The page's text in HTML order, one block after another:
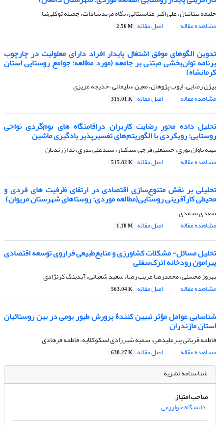
حلیمه بینائیان، علی اکبر عنابستانی، پگاه مریدسادات، جمیله توکلی‌نیا
مشاهده مقاله
اصل مقاله 2.56 M
تدوین الگوهای موفق اشتغال پایدار افراد دارای معلولیت در چارچوب
برنامه توان‌بخشی مبتنی بر جامعه (مورد مطالعه: جوامع روستایی استان
کرمانشاه)
بیژن رضایی، ایوب پژوهان، معین سلیمانی، خدیجه عزیزی
مشاهده مقاله
اصل مقاله 315.01 K
تحلیل داده محور رضایت کاربران دراقامتگاه های بوم‌گردی نواحی
روستایی: رویکردی با الگوریتم‌های تفسیر‌پذیر یادگیری ماشین
بهیه باوان پوری، حسنعلی فرجی سبکبار، سیدعلی بدری، ندا زرندیان
مشاهده مقاله
اصل مقاله 515.82 K
تحلیلی بر نقش متنوع‌سازی اقتصادی در ارتقای ظرفیت های فردی و
محیطی کارآفرینی روستایی(مطالعه موردی: روستاهای شهرستان مریوان)
سعدی محمدی
مشاهده مقاله
اصل مقاله 1.18 M
تحلیل مسائل- مشکلات کشاورزی و منابع‌طبیعی فراروی توسعه اقتصادی
پیرامون رودخانه اترک‌سفلی
بهروز محسنی، محمدرضا غریب رضا، سعید شعبانی، آیدینگ کرنژادی
مشاهده مقاله
اصل مقاله 563.04 K
شناسایی عوامل مؤثر تبیین کنندۀ پرورش طیور بومی در بین روستائیان
استان مازندران ‌
فاطمه قربانی پیرعلیدهی، سمیه شیرزادی لسکوکلایه، فاطمه فرهادی
مشاهده مقاله
اصل مقاله 638.27 K
شناسنامه نشریه
صاحب امتیاز
دانشگاه خوارزمی